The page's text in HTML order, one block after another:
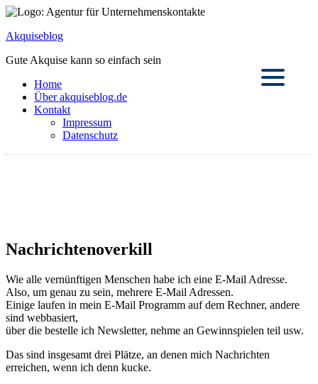
Akquiseblog
Gute Akquise kann so einfach sein
Home
Über akquiseblog.de
Kontakt
Impressum
Datenschutz
Nachrichtenoverkill
Wie alle vernünftigen Menschen habe ich eine E-Mail Adresse.
Also, um genau zu sein, mehrere E-Mail Adressen.
Einige laufen in mein E-Mail Programm auf dem Rechner, andere
sind webbasiert,
über die bestelle ich Newsletter, nehme an Gewinnspielen teil usw.
Das sind insgesamt drei Plätze, an denen mich Nachrichten
erreichen, wenn ich denn kucke.